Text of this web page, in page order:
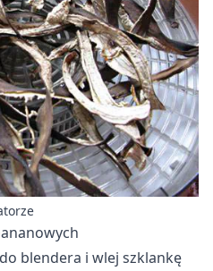
blendera i wlej szklankę